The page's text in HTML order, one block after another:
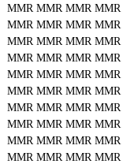
MMR MMR MMR MMR
MMR MMR MMR MMR
MMR MMR MMR MMR
MMR MMR MMR MMR
MMR MMR MMR MMR
MMR MMR MMR MMR
MMR MMR MMR MMR
MMR MMR MMR MMR
MMR MMR MMR MMR
MMR MMR MMR MMR